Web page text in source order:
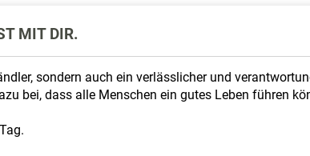
MIT DIR.
sondern auch ein verlässlicher und
bei, dass alle Menschen ein gutes Leben führen